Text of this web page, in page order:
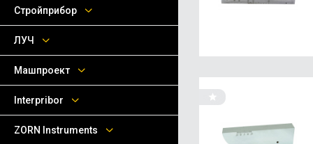
Стройприбор
ЛУЧ
Машпроект
Interpribor
ZORN Instruments